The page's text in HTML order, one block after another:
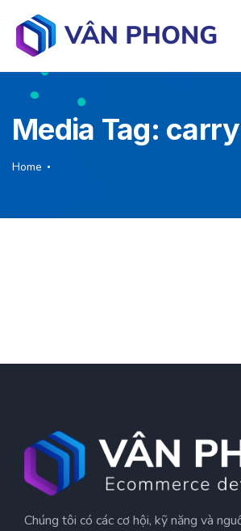
Media Tag: carry
Home
Chúng tôi có các cơ hội, kỹ năng và